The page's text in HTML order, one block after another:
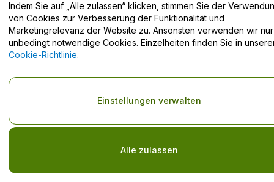
Urheberrecht © viagogo GmbH 2026
Angaben zum Unternehmen
Durch die Nutzung dieser Website akzeptieren Sie dieAllgemeinen
Geschäftsbedingungen und dieDatenschutzerklärung sowie die
Cookie-RichtlinieundDatenschutzrichtlinie für Mobilanwendungen
Keine Weitergabe meiner personenbezogenen Daten/Ihre
Indem Sie auf „Alle zulassen“ klicken, stimmen Sie der
von Cookies zur Verbesserung der Funktionalität und
Marketingrelevanz der Website zu. Ansonsten verwenden wir nur
unbedingt notwendige Cookies. Einzelheiten finden Sie in
Cookie-Richtlinie.
Alle zulassen
Einstellungen verwalten